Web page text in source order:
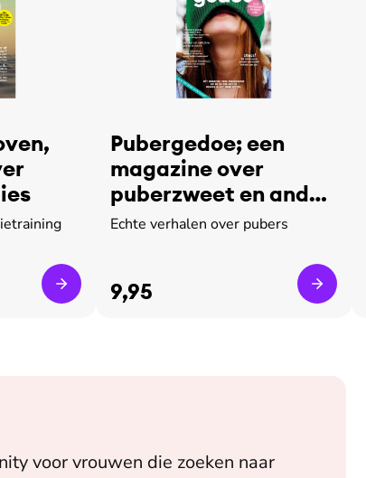
Pubergedoe; een
magazine over
puberzweet en ander
leed
Echte verhalen over pubers
9,95
voor vrouwen die zoeken naar